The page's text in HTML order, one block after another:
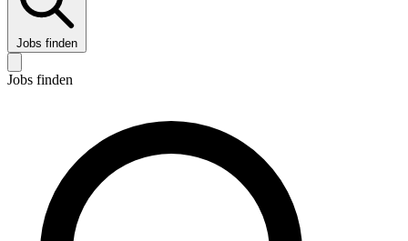
Jobs finden
Jobs finden